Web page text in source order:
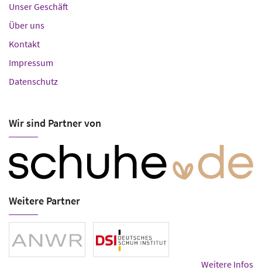
Unser Geschäft
Über uns
Kontakt
Impressum
Datenschutz
Wir sind Partner von
Weitere Partner
Weitere Infos